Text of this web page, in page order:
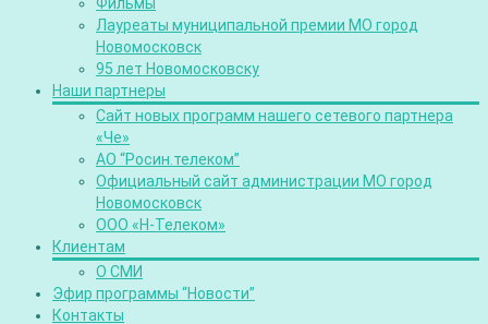
Лауреаты муниципальной премии МО город
Новомосковск
95 лет Новомосковску
Наши партнеры
Сайт новых программ нашего сетевого партнера
«Че»
АО “Росин.телеком”
Официальный сайт администрации МО город
Новомосковск
ООО «Н-Телеком»
Клиентам
О СМИ
Эфир программы “Новости”
Контакты